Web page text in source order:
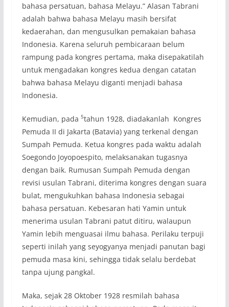
bahasa persatuan, bahasa Melayu.” Alasan Tabrani
adalah bahwa bahasa Melayu masih bersifat
kedaerahan, dan mengusulkan pemakaian bahasa
Indonesia. Karena seluruh pembicaraan belum
rampung pada kongres pertama, maka disepakatilah
untuk mengadakan kongres kedua dengan catatan
bahwa bahasa Melayu diganti menjadi bahasa
Indonesia.
Kemudian, pada 5tahun 1928, diadakanlah Kongres
Pemuda II di Jakarta (Batavia) yang terkenal dengan
Sumpah Pemuda. Ketua kongres pada waktu adalah
Soegondo Joyopoespito, melaksanakan tugasnya
dengan baik. Rumusan Sumpah Pemuda dengan
revisi usulan Tabrani, diterima kongres dengan suara
bulat, mengukuhkan bahasa Indonesia sebagai
bahasa persatuan. Kebesaran hati Yamin untuk
menerima usulan Tabrani patut ditiru, walaupun
Yamin lebih menguasai ilmu bahasa. Perilaku terpuji
seperti inilah yang seyogyanya menjadi panutan bagi
pemuda masa kini, sehingga tidak selalu berdebat
tanpa ujung pangkal.
Maka, sejak 28 Oktober 1928 resmilah bahasa